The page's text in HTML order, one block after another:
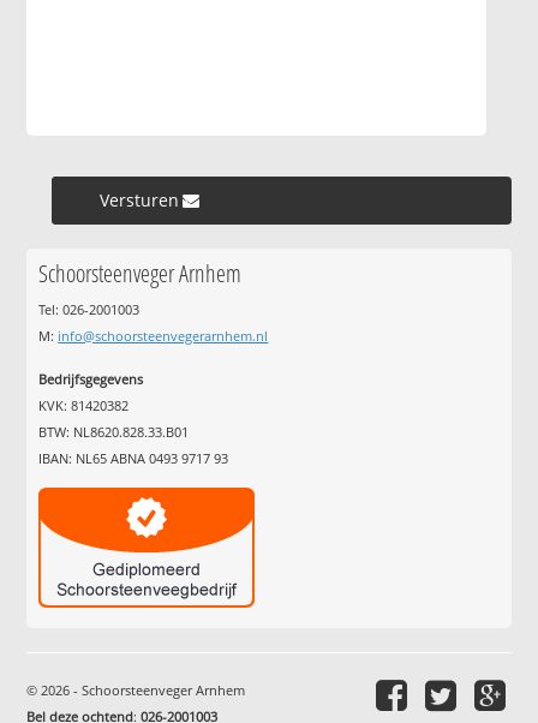
Versturen »
Schoorsteenveger Arnhem
Tel: 026-2001003
M: info@schoorsteenvegerarnhem.nl
Bedrijfsgegevens
KVK: 81420382
BTW: NL8620.828.33.B01
IBAN: NL65 ABNA 0493 9717 93
© 2026 - Schoorsteenveger Arnhem
Bel deze ochtend:026-2001003